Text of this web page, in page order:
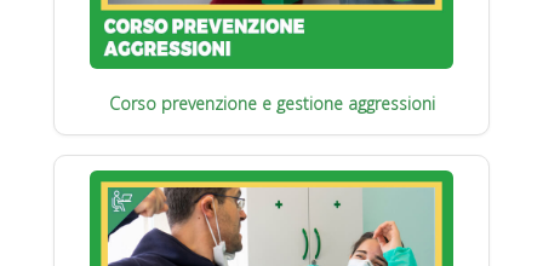
Corso prevenzione e gestione aggressioni